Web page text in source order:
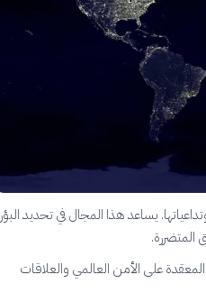
يساعد هذا المجال في تحديد البؤر
المتضررة.
المعقدة على الأمن العالمي والعلاقات